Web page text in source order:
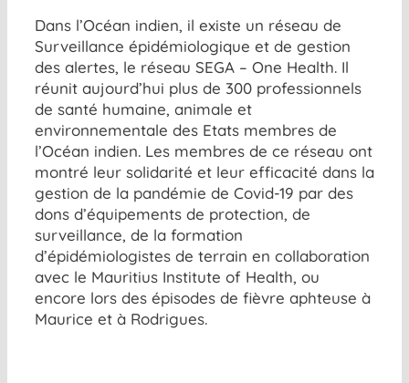
Dans l’Océan indien, il existe un réseau de
Surveillance épidémiologique et de gestion
des alertes, le réseau SEGA – One Health. Il
réunit aujourd’hui plus de 300 professionnels
de santé humaine, animale et
environnementale des Etats membres de
l’Océan indien. Les membres de ce réseau ont
montré leur solidarité et leur efficacité dans la
gestion de la pandémie de Covid-19 par des
dons d’équipements de protection, de
surveillance, de la formation
d’épidémiologistes de terrain en collaboration
avec le Mauritius Institute of Health, ou
encore lors des épisodes de fièvre aphteuse à
Maurice et à Rodrigues.